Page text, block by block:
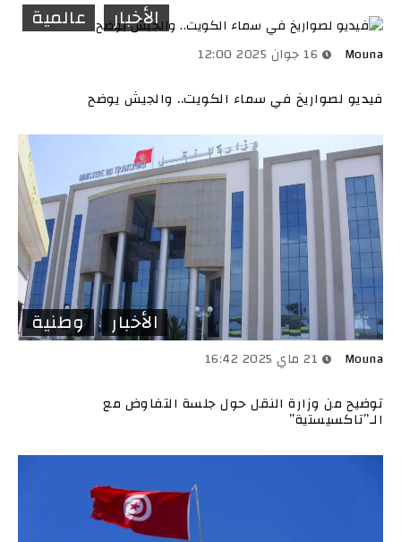
الأخبار عالمية
Mouna
فيديو لصواريخ في سماء الكويت.. والجيش يوضح
الأخبار وطنية
Mouna
توضيح من وزارة النقل حول جلسة التفاوض مع
الـ”تاكسيستية”